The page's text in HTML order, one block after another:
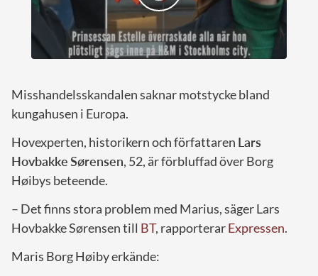
Misshandelsskandalen saknar motstycke bland
kungahusen i Europa.
Hovexperten, historikern och författaren Lars
HovbakkeSørensen, 52, är förbluffad över Borg
Høibys beteende.
– Det finns stora problem med Marius, säger Lars
Hovbakke Sørensen till BT, rapporterarExpressen.
Maris Borg Høiby erkände: